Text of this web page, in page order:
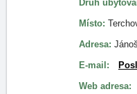
Druh
Místo:
Adresa:
E-mail:
Web adresa: